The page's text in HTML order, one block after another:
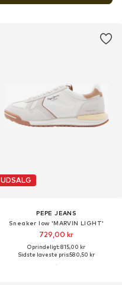
UDSALG
PEPE JEANS
Sneaker low 'MARVIN LIGHT'
729,00 kr
Oprindeligt: 815,00 kr
Sidste laveste pris:580,50 kr